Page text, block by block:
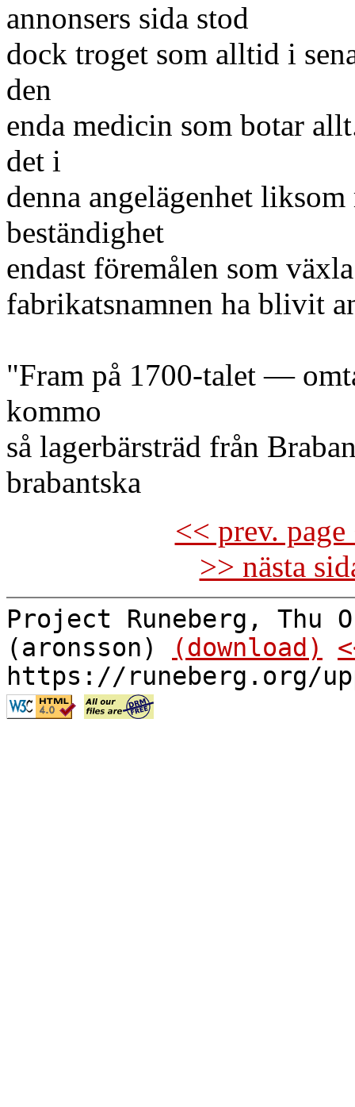
annonsers sida stod
dock troget som alltid i
den
enda medicin som botar
det i
denna angelägenhet
beständighet
endast föremålen som
fabrikatsnamnen ha blivit
"Fram på 1700-talet —
kommo
så lagerbärsträd från
brabantska
<< prev.
>> nästa
Project Runeberg, Thu
(aronsson)
(download)
https://runeberg.org/